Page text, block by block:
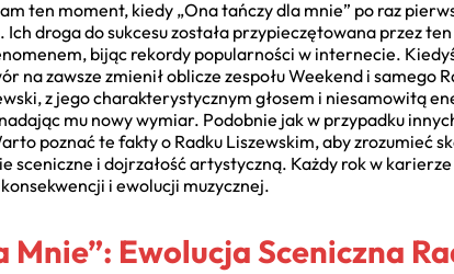
ten moment, kiedy „Ona tańczy dla mnie” po raz
Ich droga do sukcesu została przypieczętowana przez
bijąc rekordy popularności w internecie.
na zawsze zmienił oblicze zespołu Weekend i samego
z jego charakterystycznym głosem i niesamowitą
mu nowy wymiar. Podobnie jak w przypadku
poznać te fakty o Radku Liszewskim, aby zrozumieć
sceniczne i dojrzałość artystyczną. Każdy rok w
i ewolucji muzycznej.
Ewolucja Sceniczna